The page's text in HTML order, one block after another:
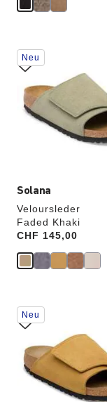
Solana
Veloursleder
Faded Khaki
Price:
CHF 145,00
Durch
Anklicken
der
Farben
werden
die
Produktbilder
aktualisiert.
Neu
Durch
Anklicken
der
Farben
werden
die
Produktbilder
aktualisiert.
Neu